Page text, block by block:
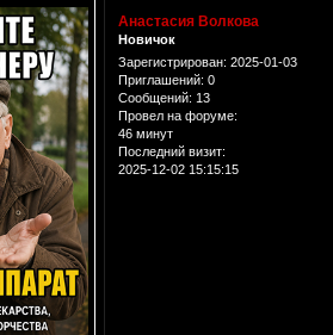
Анастасия Волкова
Новичок
Зарегистрирован: 2025-01-03
Приглашений: 0
Сообщений: 13
Провел на форуме:
46 минут
Последний визит:
2025-12-02 15:15:15